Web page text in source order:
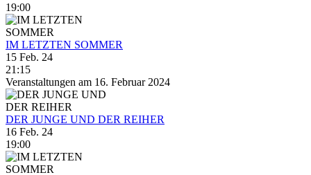
19:00
IM LETZTEN SOMMER
15 Feb. 24
21:15
Veranstaltungen am 16. Februar 2024
DER JUNGE UND DER REIHER
16 Feb. 24
19:00